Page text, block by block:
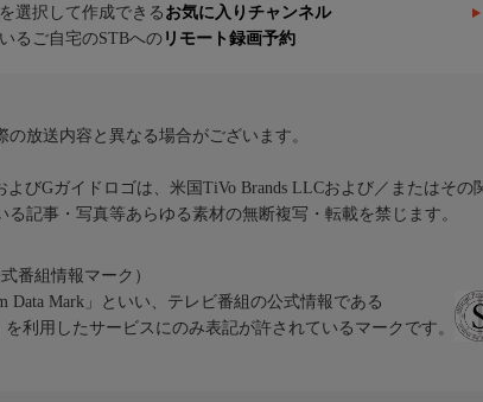
選択して作成できる お気に入りチャンネル
るご自宅のSTBへの リモート録画予約
放送内容と異なる場合がございます。
びGガイドロゴは、米国TiVo Brands LLCおよび／またはそ
記事・写真等あらゆる素材の無断複写・転載を禁じます。
番組情報マーク）
Data Mark」といい、テレビ番組の公式情報である
を利用したサービスにのみ表記が許されているマークです。